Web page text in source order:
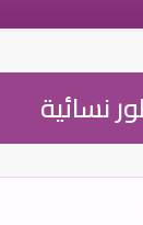
نسائية